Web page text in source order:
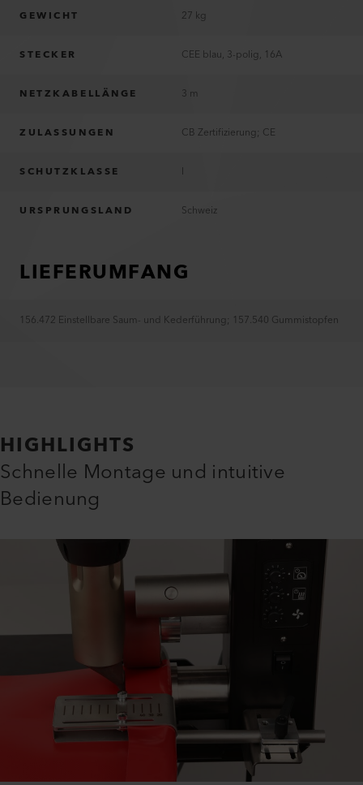
GEWICHT 27 kg
STECKER CEE blau, 3-polig, 16A
NETZKABELLÄNGE 3 m
ZULASSUNGEN CB Zertifizierung; CE
SCHUTZKLASSE I
URSPRUNGSLAND Schweiz
LIEFERUMFANG
156.472 Einstellbare Saum- und Kederführung; 157.540 Gummistopfen
HIGHLIGHTS
Schnelle Montage und intuitive
Bedienung